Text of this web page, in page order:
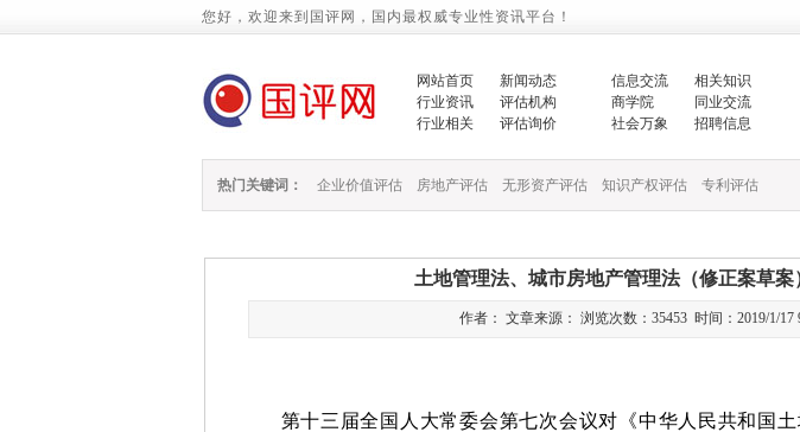
您好，欢迎来到国评网，国内最权威专业性资讯平台！
网站首页
新闻动态
行业资讯
评估机构
行业相关
评估询价
信息交流
相关知识
商学院
同业交流
社会万象
招聘信息
热门关键词： 企业价值评估 房地产评估 无形资产评估 知识产权评估 专利评估
土地管理法、城市房地产管理法（修正案草案
作者： 文章来源： 浏览次数：35453 时间：2019/1/17
第十三届全国人大常委会第七次会议对《中华人民共和国